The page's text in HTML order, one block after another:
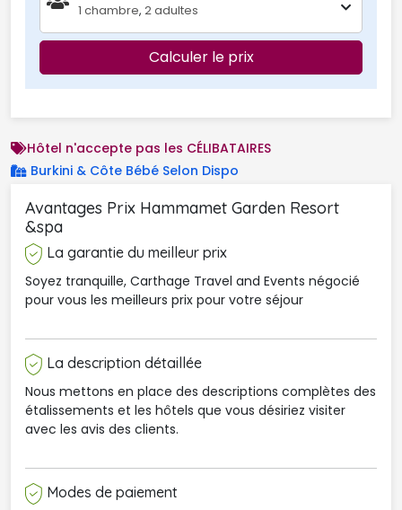
1 chambre, 2adultes
Calculer le prix
Hôtel n'accepte pas les CÉLIBATAIRES
Burkini & Côte Bébé Selon Dispo
Avantages Prix Hammamet Garden Resort
&spa
La garantie du meilleur prix
Soyez tranquille, Carthage Travel and Events négocié
pour vous les meilleurs prix pour votre séjour
La description détaillée
Nous mettons en place des descriptions complètes des
étalissements et les hôtels que vous désiriez visiter
avec les avis des clients.
Modes de paiement